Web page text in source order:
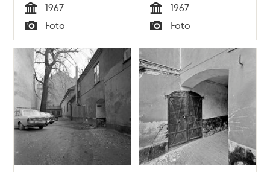
Tid
1967
Typ
Foto Tid
1967
Typ
Foto